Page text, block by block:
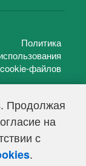
Продолжая
на
с
.
Политика
cookie-файлов
выдано